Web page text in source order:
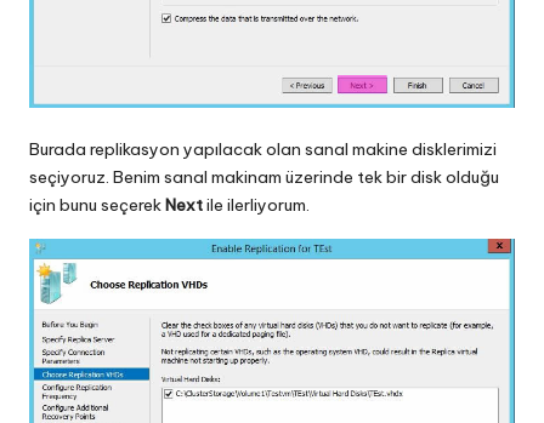
Burada replikasyon yapılacak olan sanal makine disklerimizi
seçiyoruz. Benim sanal makinam üzerinde tek bir disk olduğu
için bunu seçerekNextile ilerliyorum.